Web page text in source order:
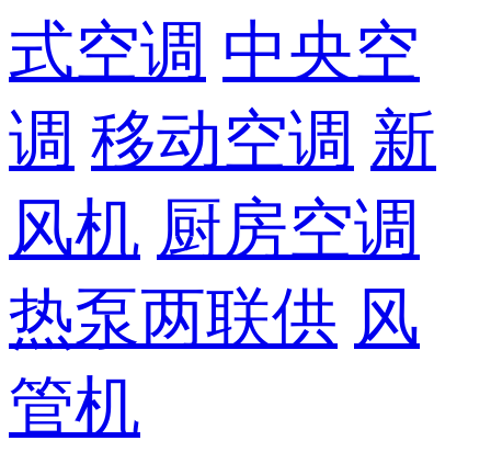
式空调 中央空
调 移动空调 新
风机 厨房空调
热泵两联供 风
管机